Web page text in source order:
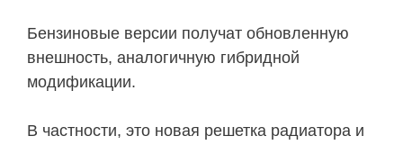
Бензиновые версии получат обновленную
внешность, аналогичную гибридной
модификации.
В частности, это новая решетка радиатора и